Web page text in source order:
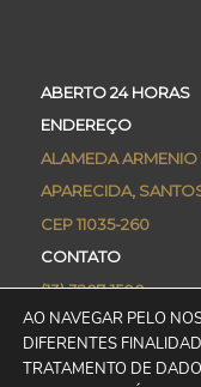
ABERTO 24 HORAS
ENDEREÇO
ALAMEDA
APARECIDA,
CEP 11035-260
CONTATO
(13) 3207-1500
AO NAVEGAR PELO
DIFERENTES
TRATAMENTO DE